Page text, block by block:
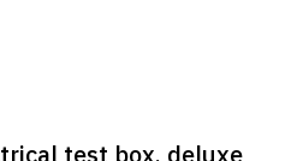
test box, deluxe